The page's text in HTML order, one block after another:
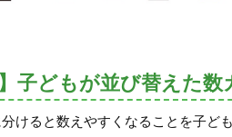
】子どもが並び替えた
けると数えやすくなることを子ど